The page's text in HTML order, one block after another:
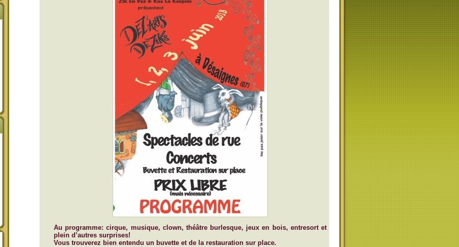
Au programme: cirque, musique, clown, théâtre burlesque, jeux en bois, entresort et
plein d’autres surprises!
Vous trouverez bien entendu un buvette et de la restauration sur place.